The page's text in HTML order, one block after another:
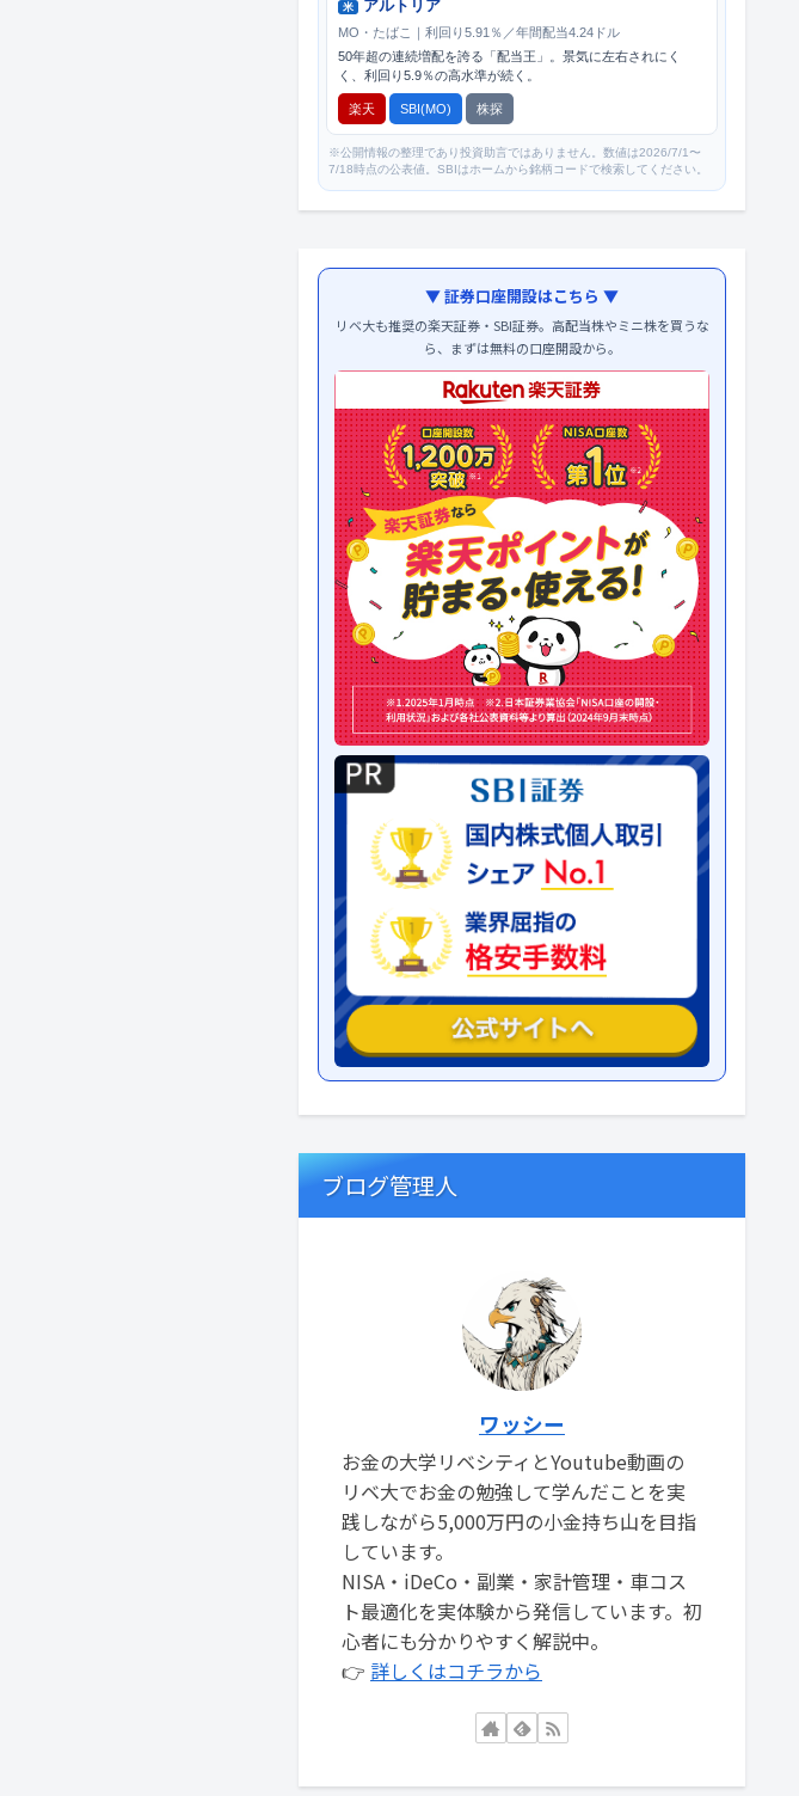
米 アルトリア
MO・たばこ｜利回り5.91％／年間配当4.24ドル
50年超の連続増配を誇る「配当王」。景気に左右されにく
く、利回り5.9％の高水準が続く。
楽天 SBI(MO) 株探
※公開情報の整理であり投資助言ではありません。数値は2026/7/1〜
7/18時点の公表値。SBIはホームから銘柄コードで検索してください。
▼ 証券口座開設はこちら ▼
リベ大も推奨の楽天証券・SBI証券。高配当株やミニ株を買うな
ら、まずは無料の口座開設から。
ブログ管理人
ワッシー
お金の大学リベシティとYoutube動画の
リベ大でお金の勉強して学んだことを実
践しながら5,000万円の小金持ち山を目指
しています。
NISA・iDeCo・副業・家計管理・車コス
ト最適化を実体験から発信しています。初
心者にも分かりやすく解説中。
👉 詳しくはコチラから